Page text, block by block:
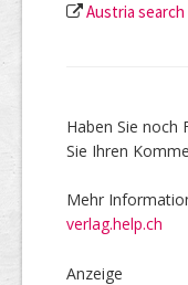
Austria search
Haben Sie noch
Sie Ihren
Mehr
verlag.help.ch
Anzeige